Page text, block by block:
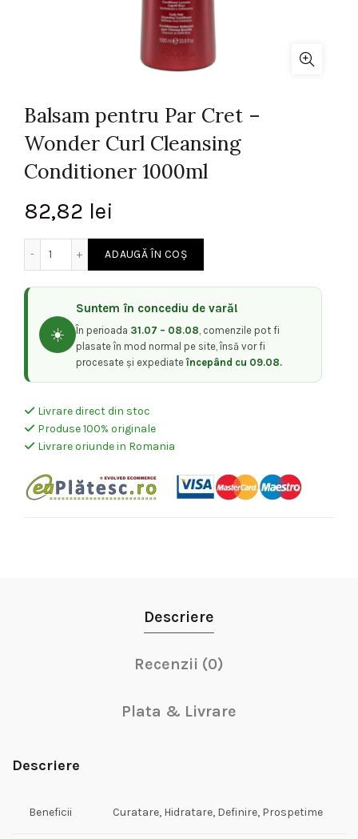
Balsam pentru Par Cret –
Wonder Curl Cleansing
Conditioner 1000ml
82,82 lei
Cantitate Balsam pentru Par Cret - Wonder Curl
ADAUGĂ ÎN COȘ
☀️
Suntem în concediu de vară!
În perioada 31.07 – 08.08, comenzile pot fi
plasate în mod normal pe site, însă vor fi
procesate și expediateîncepând cu 09.08.
Livrare direct din stoc
Produse 100% originale
Livrare oriunde in Romania
Descriere
Recenzii (0)
Plata & Livrare
Descriere
Beneficii Curatare, Hidratare, Definire, Prospetime